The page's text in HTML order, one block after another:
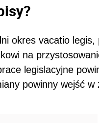
okres vacatio
na
legislacyjne
powinny wejść